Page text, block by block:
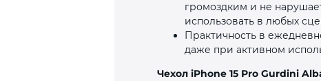
громоздким и не
использовать в любых
Практичность в
даже при активном
Чехол iPhone 15 Pro Gurdini